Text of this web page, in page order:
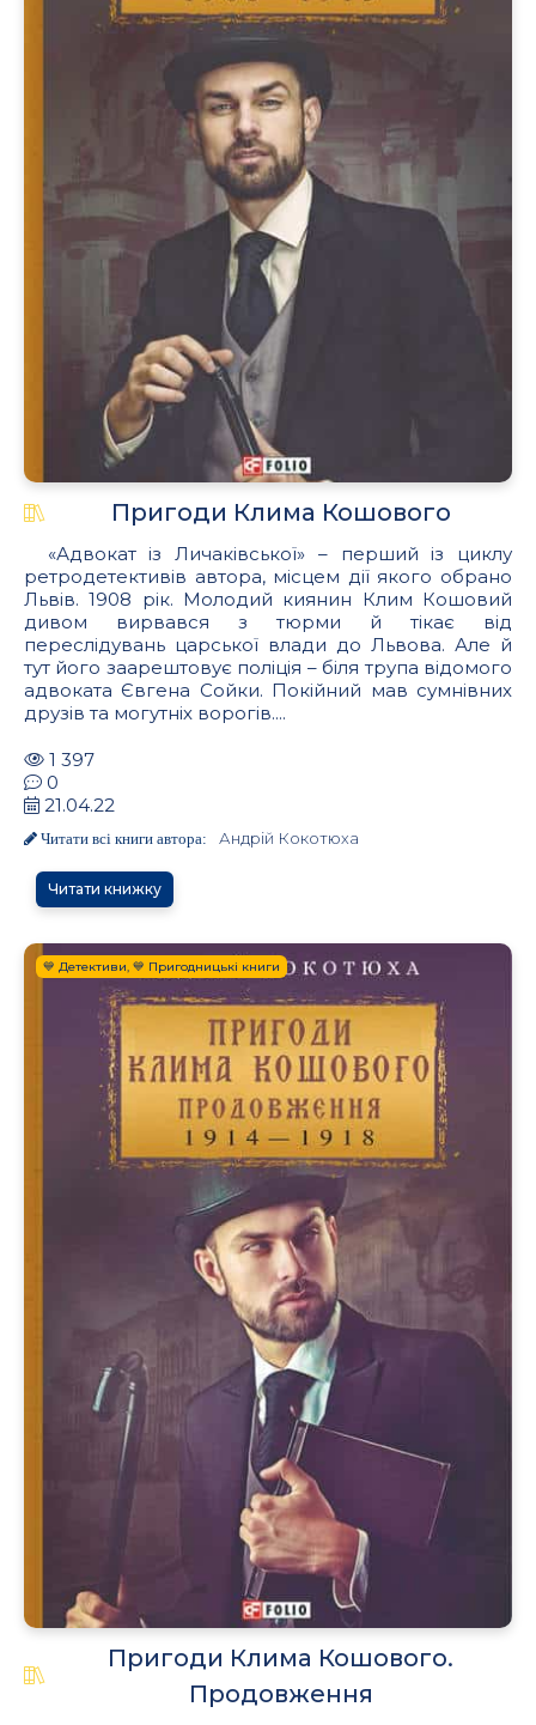
Пригоди Клима Кошового
«Адвокат із Личаківської» – перший із циклу
ретродетективів автора, місцем дії якого обрано
Львів. 1908 рік. Молодий киянин Клим Кошовий
дивом вирвався з тюрми й тікає від
переслідувань царської влади до Львова. Але й
тут його заарештовує поліція – біля трупа відомого
адвоката Євгена Сойки. Покійний мав сумнівних
друзів та могутніх ворогів....
1 397
0
21.04.22
Читати всі книги автора: Андрій Кокотюха
Читати книжку
💙 Детективи, 💙 Пригодницькі книги
Пригоди Клима Кошового.
Продовження